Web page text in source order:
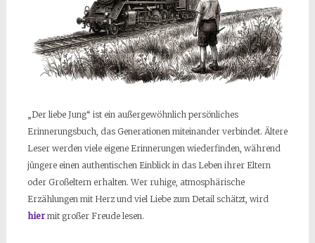
„Der liebe Jung“ ist ein außergewöhnlich persönliches
Erinnerungsbuch, das Generationen miteinander verbindet. Ältere
Leser werden viele eigene Erinnerungen wiederfinden, während
jüngere einen authentischen Einblick in das Leben ihrer Eltern
oder Großeltern erhalten. Wer ruhige, atmosphärische
Erzählungen mit Herz und viel Liebe zum Detail schätzt, wird
hiermit großer Freude lesen.